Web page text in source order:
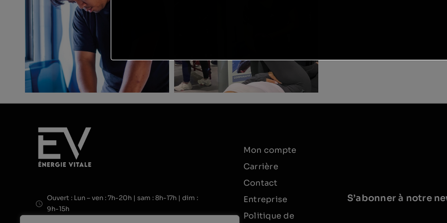
Ouvert : Lun – ven : 7h-20h | sam : 8h-17h | dim :
9h-15h
Mon compte
Carrière
Contact
Entreprise
Politique de
S’abonner à notre